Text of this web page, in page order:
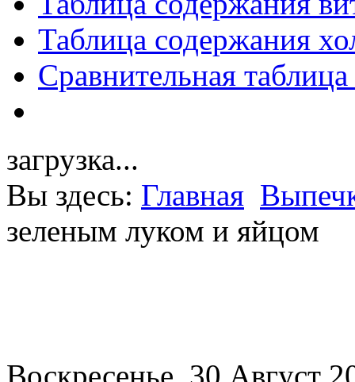
Таблица содержания
Сравнительная
загрузка...
Вы здесь: Главная
зеленым луком и яйцом